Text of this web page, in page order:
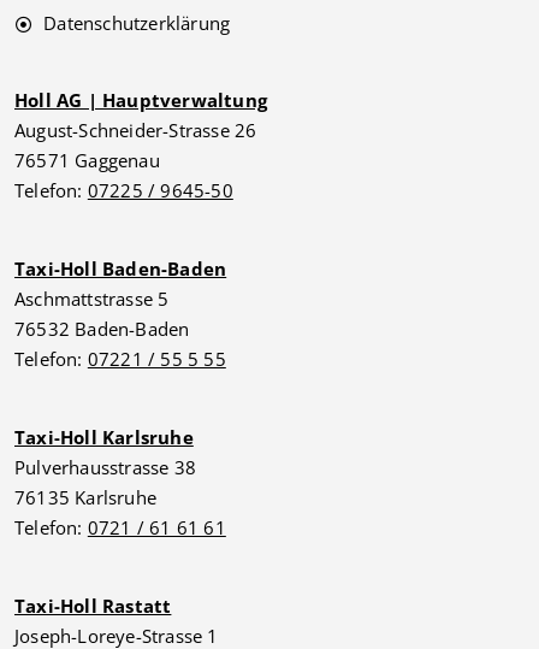
Datenschutzerklärung
Holl AG | Hauptverwaltung
August-Schneider-Strasse 26
76571 Gaggenau
Telefon: 07225 / 9645-50
Taxi-Holl Baden-Baden
Aschmattstrasse 5
76532 Baden-Baden
Telefon: 07221 / 55 5 55
Taxi-Holl Karlsruhe
Pulverhausstrasse 38
76135 Karlsruhe
Telefon: 0721 / 61 61 61
Taxi-Holl Rastatt
Joseph-Loreye-Strasse 1